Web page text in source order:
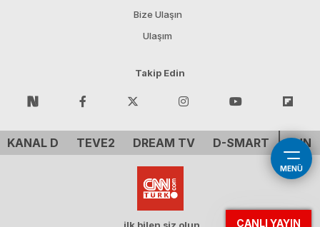
MENÜ
CANLI YAYIN
Bize Ulaşın
Ulaşım
Takip Edin
KANAL D TEVE2 DREAM TV D-SMART CNN